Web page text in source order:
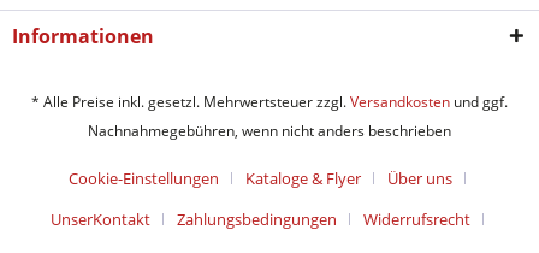
Informationen
* Alle Preise inkl. gesetzl. Mehrwertsteuer zzgl.Versandkosten und ggf.
Nachnahmegebühren, wenn nicht anders beschrieben
Cookie-Einstellungen Kataloge & Flyer
Über uns
UnserKontakt
Zahlungsbedingungen
Widerrufsrecht